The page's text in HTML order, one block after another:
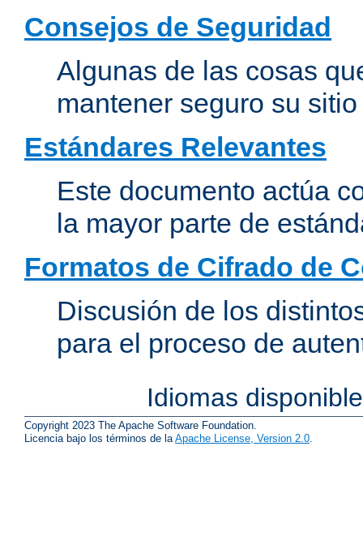
Consejos de Seguridad
Algunas de las cosas
mantener seguro su
Estándares Relevantes
Este documento actúa
la mayor parte de
Formatos de Cifrado de
Discusión de los
para el proceso de
Idiomas
Copyright 2023 The Apache Software Foundation.
Licencia bajo los términos de la Apache License, Version 2.0